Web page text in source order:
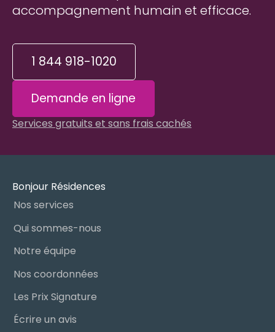
accompagnement humain et efficace.
1 844 918-1020
Demande en ligne
Services gratuits et sans frais cachés
Bonjour Résidences
Nos services
Qui sommes-nous
Notre équipe
Nos coordonnées
Les Prix Signature
Écrire un avis